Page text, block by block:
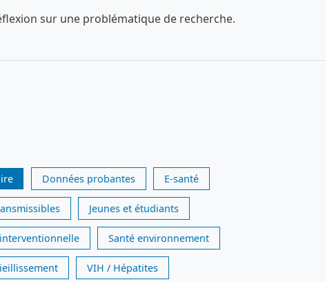
sur une problématique de recherche.
Données probantes E-santé
Jeunes et étudiants
Santé environnement
VIH / Hépatites